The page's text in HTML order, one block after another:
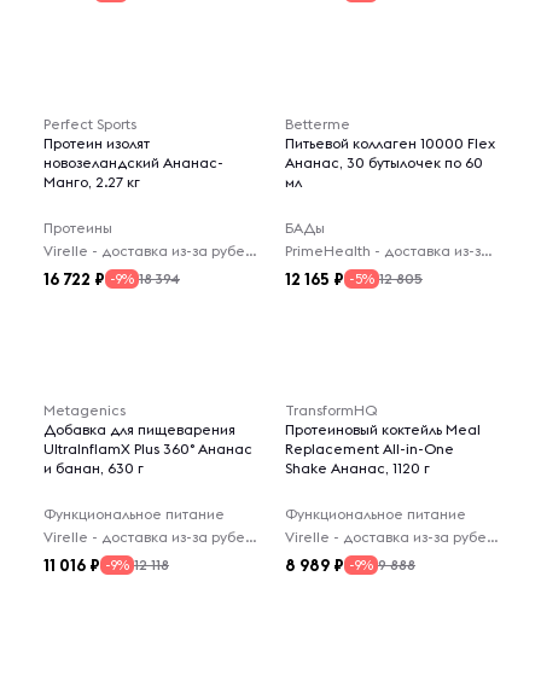
Perfect Sports
Протеин изолят
новозеландский Ананас-
Манго, 2.27 кг
Протеины
Virelle - доставка из-за рубежа
16 722 -9% 18 394
Betterme
Питьевой коллаген 10000 Flex
Ананас, 30 бутылочек по 60
мл
БАДы
PrimeHealth - доставка из-за рубежа
12 165 -5% 12 805
Metagenics
Добавка для пищеварения
UltralnflamX Plus 360° Ананас
и банан, 630 г
Функциональное питание
Virelle - доставка из-за рубежа
11 016 -9% 12 118
TransformHQ
Протеиновый коктейль Meal
Replacement All-in-One
Shake Ананас, 1120 г
Функциональное питание
Virelle - доставка из-за рубежа
8 989 -9% 9 888